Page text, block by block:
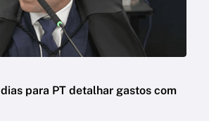
para PT detalhar gastos com